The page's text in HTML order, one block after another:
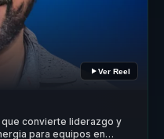
Ver Reel
convierte liderazgo y
para equipos en